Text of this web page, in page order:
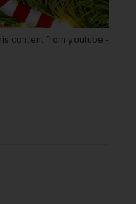
content from youtube -